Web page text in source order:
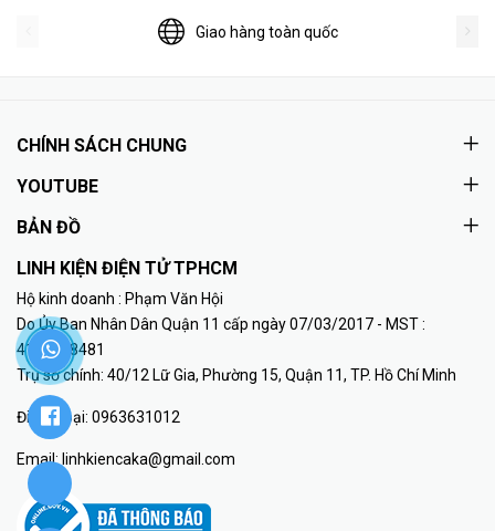
Giao hàng toàn quốc
CHÍNH SÁCH CHUNG
YOUTUBE
BẢN ĐỒ
LINH KIỆN ĐIỆN TỬ TPHCM
Hộ kinh doanh : Phạm Văn Hội
Do Ủy Ban Nhân Dân Quận 11 cấp ngày 07/03/2017 - MST :
41K8018481
Trụ sở chính: 40/12 Lữ Gia, Phường 15, Quận 11, TP. Hồ Chí Minh
Điện thoại: 0963631012
Email: linhkiencaka@gmail.com